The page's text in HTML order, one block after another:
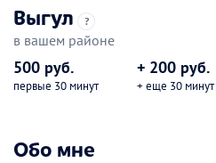
Выгул ?
в вашем районе
500 руб.
первые 30 минут
+ 200 руб.
+ еще 30 минут
Обо мне